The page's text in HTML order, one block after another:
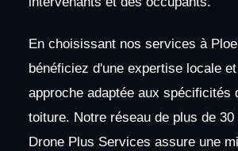
En choisissant nos services à
bénéficiez d'une expertise locale
approche adaptée aux spécificités
toiture. Notre réseau de plus de
Drone Plus Services assure une